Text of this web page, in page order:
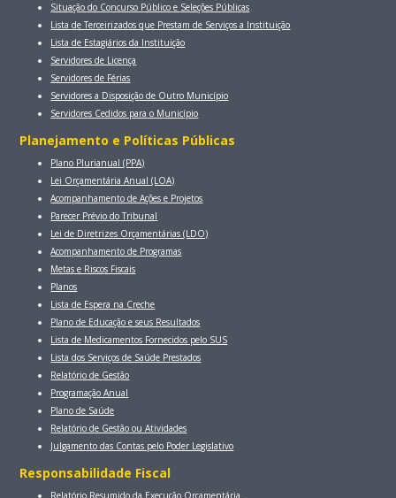
Situação do Concurso Público e Seleções Públicas
Lista de Terceirizados que Prestam de Serviços a Instituição
Lista de Estagiários da Instituição
Servidores de Licença
Servidores de Férias
Servidores a Disposição de Outro Município
Servidores Cedidos para o Município
Planejamento e Políticas Públicas
Plano Plurianual (PPA)
Lei Orçamentária Anual (LOA)
Acompanhamento de Ações e Projetos
Parecer Prévio do Tribunal
Lei de Diretrizes Orçamentárias (LDO)
Acompanhamento de Programas
Metas e Riscos Fiscais
Planos
Lista de Espera na Creche
Plano de Educação e seus Resultados
Lista de Medicamentos Fornecidos pelo SUS
Lista dos Serviços de Saúde Prestados
Relatório de Gestão
Programação Anual
Plano de Saúde
Relatório de Gestão ou Atividades
Julgamento das Contas pelo Poder Legislativo
Responsabilidade Fiscal
Relatório Resumido da Execução Orçamentária